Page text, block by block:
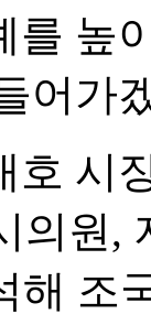
를 높
어가
호 시
의원,
해 조